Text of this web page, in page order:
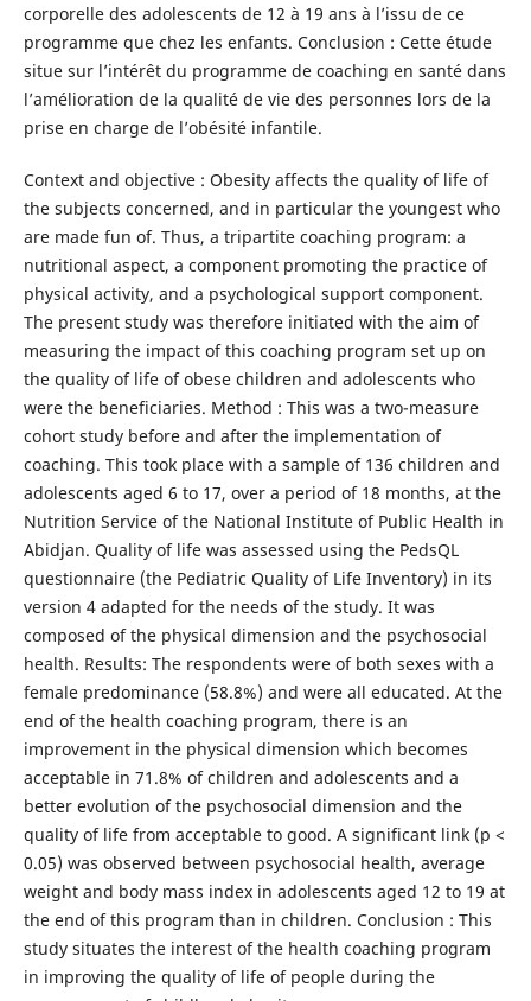
corporelle des adolescents de 12 à 19 ans à l’issu de ce
programme que chez les enfants. Conclusion : Cette étude
situe sur l’intérêt du programme de coaching en santé dans
l’amélioration de la qualité de vie des personnes lors de la
prise en charge de l’obésité infantile.
Context and objective : Obesity affects the quality of life of
the subjects concerned, and in particular the youngest who
are made fun of. Thus, a tripartite coaching program: a
nutritional aspect, a component promoting the practice of
physical activity, and a psychological support component.
The present study was therefore initiated with the aim of
measuring the impact of this coaching program set up on
the quality of life of obese children and adolescents who
were the beneficiaries. Method : This was a two-measure
cohort study before and after the implementation of
coaching. This took place with a sample of 136 children and
adolescents aged 6 to 17, over a period of 18 months, at the
Nutrition Service of the National Institute of Public Health in
Abidjan. Quality of life was assessed using the PedsQL
questionnaire (the Pediatric Quality of Life Inventory) in its
version 4 adapted for the needs of the study. It was
composed of the physical dimension and the psychosocial
health. Results: The respondents were of both sexes with a
female predominance (58.8%) and were all educated. At the
end of the health coaching program, there is an
improvement in the physical dimension which becomes
acceptable in 71.8% of children and adolescents and a
better evolution of the psychosocial dimension and the
quality of life from acceptable to good. A significant link (p <
0.05) was observed between psychosocial health, average
weight and body mass index in adolescents aged 12 to 19 at
the end of this program than in children. Conclusion : This
study situates the interest of the health coaching program
in improving the quality of life of people during the